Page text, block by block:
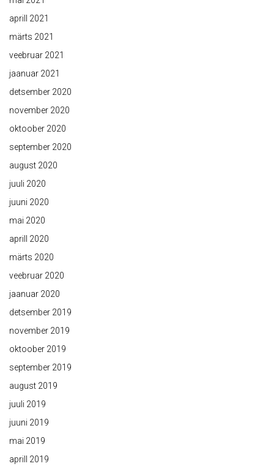
aprill 2021
märts 2021
veebruar 2021
jaanuar 2021
detsember 2020
november 2020
oktoober 2020
september 2020
august 2020
juuli 2020
juuni 2020
mai 2020
aprill 2020
märts 2020
veebruar 2020
jaanuar 2020
detsember 2019
november 2019
oktoober 2019
september 2019
august 2019
juuli 2019
juuni 2019
mai 2019
aprill 2019